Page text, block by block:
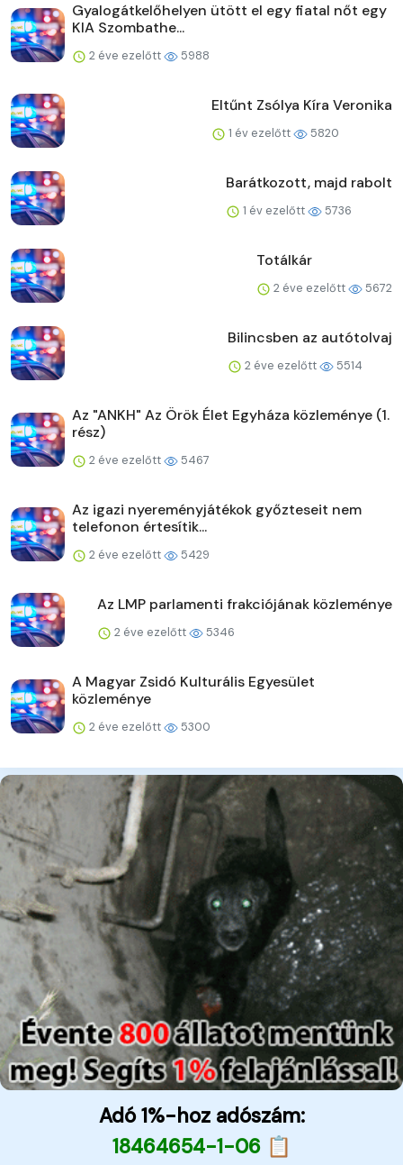
Gyalogátkelőhelyen ütött el egy fiatal nőt egy
KIA Szombathe...
2 éve ezelőtt 5988
Eltűnt Zsólya Kíra Veronika
1 év ezelőtt 5820
Barátkozott, majd rabolt
1 év ezelőtt 5736
Totálkár
2 éve ezelőtt 5672
Bilincsben az autótolvaj
2 éve ezelőtt 5514
Az "ANKH" Az Örök Élet Egyháza közleménye (1.
rész)
2 éve ezelőtt 5467
Az igazi nyereményjátékok győzteseit nem
telefonon értesítik...
2 éve ezelőtt 5429
Az LMP parlamenti frakciójának közleménye
2 éve ezelőtt 5346
A Magyar Zsidó Kulturális Egyesület
közleménye
2 éve ezelőtt 5300
Adó 1%-hoz adószám:
18464654-1-06 📋